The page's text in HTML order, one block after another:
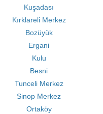
Kuşadası
Kırklareli Merkez
Bozüyük
Ergani
Kulu
Besni
Tunceli Merkez
Sinop Merkez
Ortaköy